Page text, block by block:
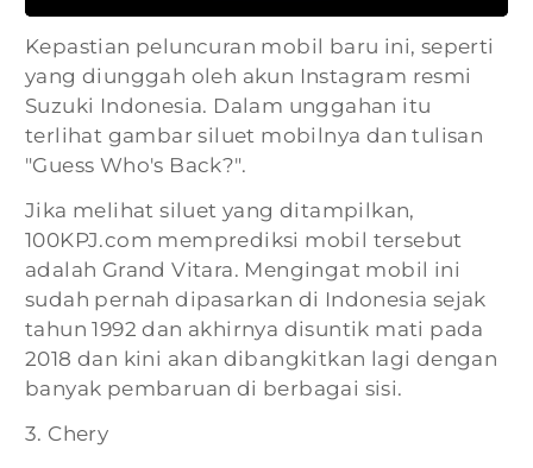
Kepastian peluncuran mobil baru ini, seperti
yang diunggah oleh akun Instagram resmi
Suzuki Indonesia. Dalam unggahan itu
terlihat gambar siluet mobilnya dan tulisan
"Guess Who's Back?".
Jika melihat siluet yang ditampilkan,
100KPJ.com memprediksi mobil tersebut
adalah Grand Vitara. Mengingat mobil ini
sudah pernah dipasarkan di Indonesia sejak
tahun 1992 dan akhirnya disuntik mati pada
2018 dan kini akan dibangkitkan lagi dengan
banyak pembaruan di berbagai sisi.
3. Chery